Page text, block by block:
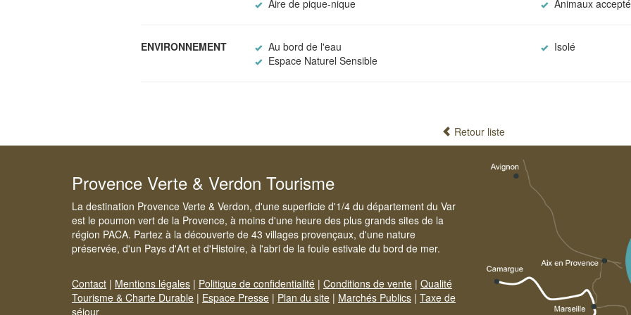
Aire de pique-nique Animaux
ENVIRONNEMENT Au bord de l'eau
Isolé
Espace Naturel Sensible
Retour liste
Provence Verte & Verdon Tourisme
La destination Provence Verte & Verdon, d'une superficie d'1/4 du département du Var
est le poumon vert de la Provence, à moins d'une heure des plus grands sites de la
région PACA. Partez à la découverte de 43 villages provençaux, d'une nature
préservée, d'un Pays d'Art et d'Histoire, à l'abri de la foule estivale du bord de mer.
Contact | Mentions légales | Politique de confidentialité | Conditions de vente | Qualité
Tourisme & Charte Durable | Espace Presse | Plan du site | Marchés Publics | Taxe de
séjour